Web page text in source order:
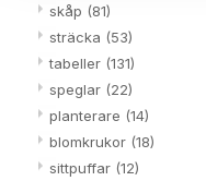
skåp (81)
sträcka (53)
tabeller (131)
speglar (22)
planterare (14)
blomkrukor (18)
sittpuffar (12)